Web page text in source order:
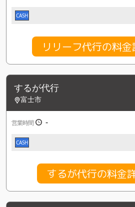
CASH
リリーフ代行の料
するが代行
富士市
営業時間 -
CASH
するが代行の料金